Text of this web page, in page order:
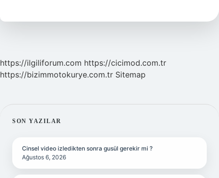
Nedir
https://ilgiliforum.com https://cicimod.com.tr
https://bizimmotokurye.com.tr Sitemap
SIDEBAR
SON YAZILAR
Cinsel video izledikten sonra gusül gerekir mi ?
Ağustos 6, 2026